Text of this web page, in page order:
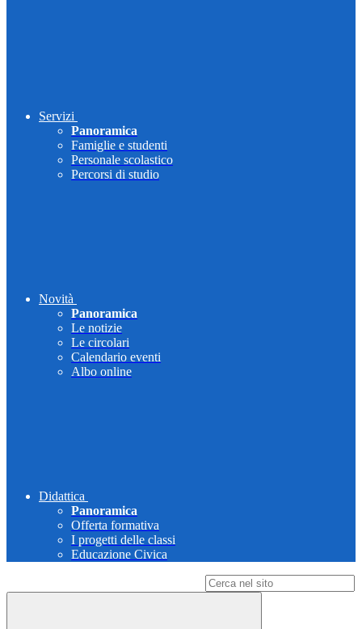
Servizi
Panoramica
Famiglie e studenti
Personale scolastico
Percorsi di studio
Novità
Panoramica
Le notizie
Le circolari
Calendario eventi
Albo online
Didattica
Panoramica
Offerta formativa
I progetti delle classi
Educazione Civica